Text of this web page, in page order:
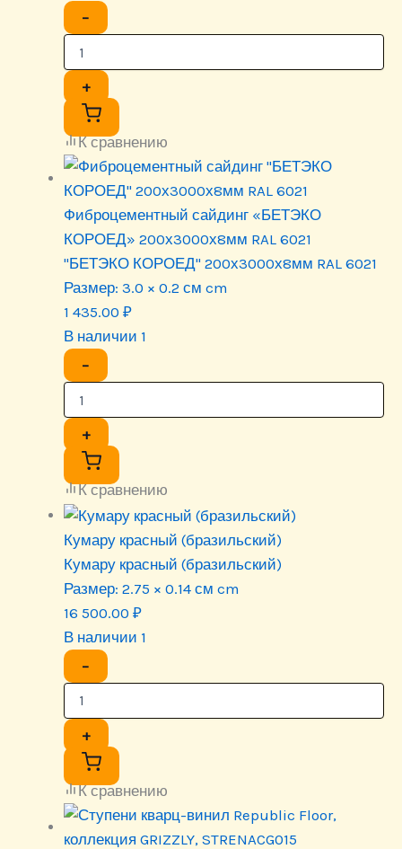
−
+
К сравнению
Фиброцементный сайдинг «БЕТЭКО
КОРОЕД» 200х3000х8мм RAL 6021
"БЕТЭКО КОРОЕД" 200х3000х8мм RAL 6021
Размер: 3.0 × 0.2 см cm
1 435.00 ₽
В наличии 1
−
+
К сравнению
Кумару красный (бразильский)
Кумару красный (бразильский)
Размер: 2.75 × 0.14 см cm
16 500.00 ₽
В наличии 1
−
+
К сравнению